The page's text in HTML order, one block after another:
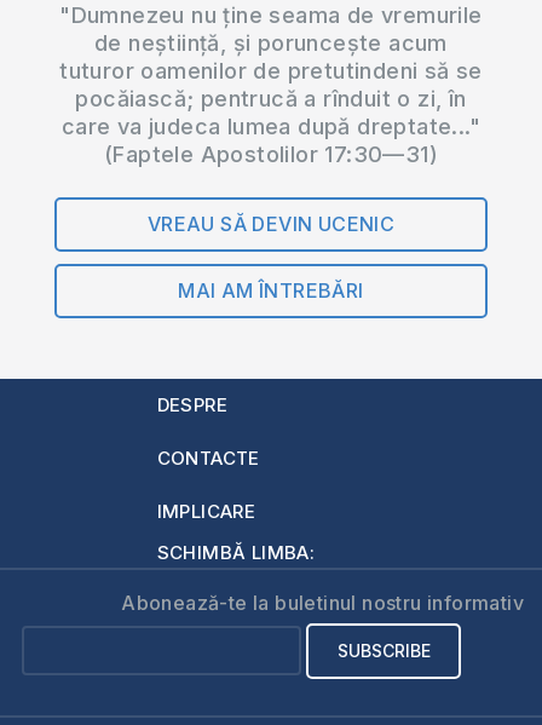
"Dumnezeu nu ține seama de vremurile
de neștiință, și poruncește acum
tuturor oamenilor de pretutindeni să se
pocăiască; pentrucă a rînduit o zi, în
care va judeca lumea după dreptate..."
(Faptele Apostolilor 17:30—31)
VREAU SĂ DEVIN UCENIC
MAI AM ÎNTREBĂRI
DESPRE
CONTACTE
IMPLICARE
SCHIMBĂ LIMBA:
Abonează-te la buletinul nostru informativ